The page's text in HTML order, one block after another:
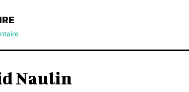
Naulin